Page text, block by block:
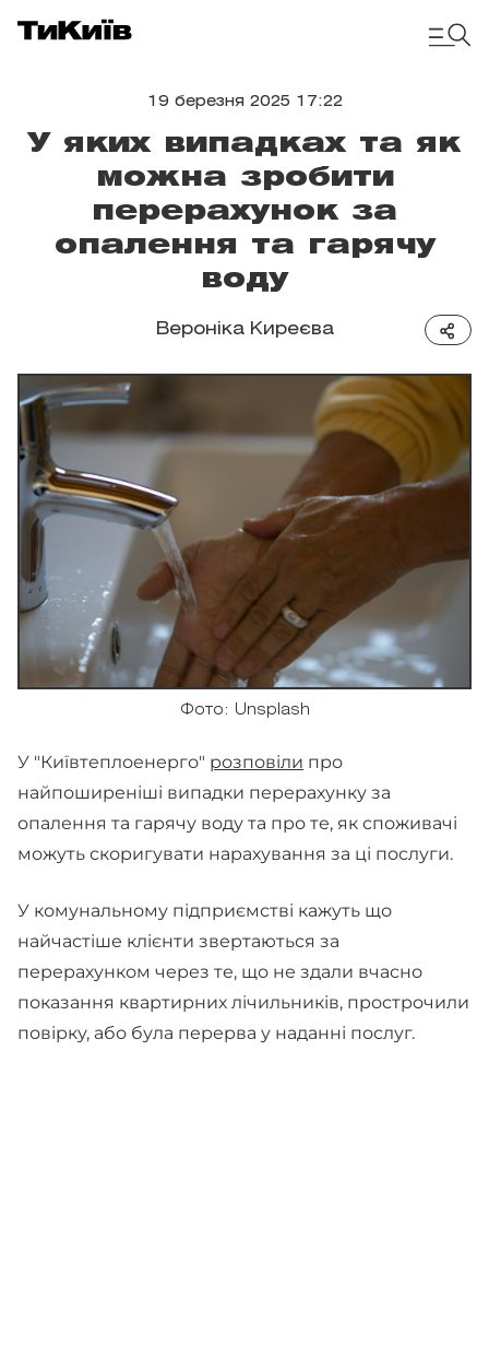
19 березня 2025 17:22
У яких випадках та як
можна зробити
перерахунок за
опалення та гарячу
воду
Вероніка Киреєва
Фото: Unsplash
У "Київтеплоенерго" розповіли про
найпоширеніші випадки перерахунку за
опалення та гарячу воду та про те, як споживачі
можуть скоригувати нарахування за ці послуги.
У комунальному підприємстві кажуть що
найчастіше клієнти звертаються за
перерахунком через те, що не здали вчасно
показання квартирних лічильників, прострочили
повірку, або була перерва у наданні послуг.